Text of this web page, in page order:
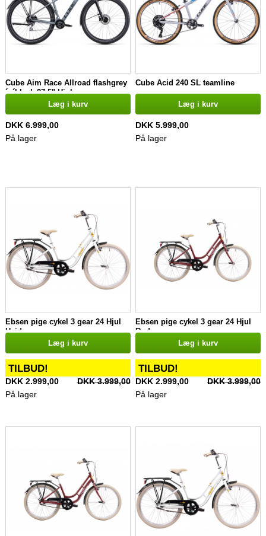
Cube Aim Race Allroad flashgrey
´n´black 27,5" Hjul
Læg i kurv
DKK 6.999,00
På lager
Cube Acid 240 SL teamline
Læg i kurv
DKK 5.999,00
På lager
Ebsen pige cykel 3 gear 24 Hjul
Hvid
Læg i kurv
TILBUD!
DKK 2.999,00
DKK 3.999,00
På lager
Ebsen pige cykel 3 gear 24 Hjul
Rød
Læg i kurv
TILBUD!
DKK 2.999,00
DKK 3.999,00
På lager